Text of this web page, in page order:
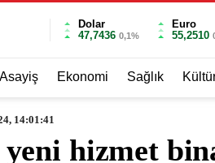
Dolar
47,7436 0,1%
Euro
55,2510
Asayiş Ekonomi Sağlık
14:01:41
hizmet